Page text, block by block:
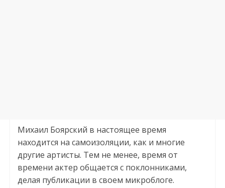
Михаил Боярский в настоящее время
находится на самоизоляции, как и многие
другие артисты. Тем не менее, время от
времени актер общается с поклонниками,
делая публикации в своем микроблоге.